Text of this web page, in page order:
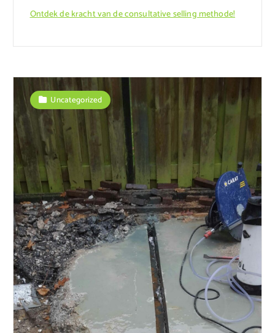
Ontdek de kracht van de consultative selling methode!
Uncategorized